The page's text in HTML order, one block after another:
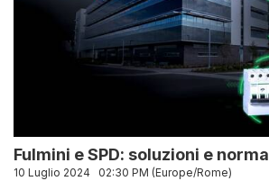
Fulmini e SPD: soluzioni e
10 Luglio 2024 02:30 PM (Europe/Rome)